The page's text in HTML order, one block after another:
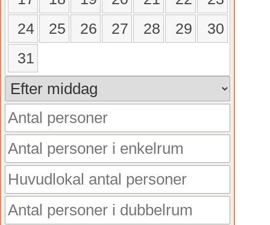
24
25 26 27 28 29
30
31